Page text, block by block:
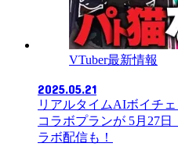
VTuber最新情報
2025.05.21
リアルタイムAIボイチェ
コラボプランが 5月27
ラボ配信も！